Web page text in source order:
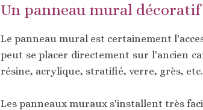
Un panneau mural décoratif
Le panneau mural est certainement
peut se placer directement sur l'ancien
résine, acrylique, stratifié, verre, grès, etc.
Les panneaux muraux s'installent très